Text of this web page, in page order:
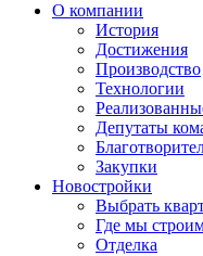
О компании
История
Достижения
Производство
Технологии
Депутаты
Закупки
Новостройки
Выбрать
Где мы
Отделка